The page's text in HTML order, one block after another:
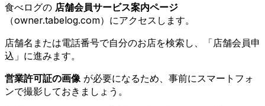
食べログの 店舗会員サービス案内ページ
（owner.tabelog.com）にアクセスします。
店舗名または電話番号で自分のお店を検索し、「店舗会員申
込」に進みます。
営業許可証の画像 が必要になるため、事前にスマートフォ
ンで撮影しておきましょう。